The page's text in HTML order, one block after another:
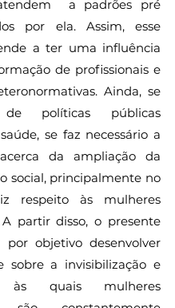
a padrões pré
por ela. Assim, esse
a ter uma influência
de profissionais e
Ainda, se
políticas públicas
se faz necessário a
da ampliação da
social, principalmente no
respeito às mulheres
A partir disso, o presente
objetivo desenvolver
sobre a invisibilização e
às quais mulheres